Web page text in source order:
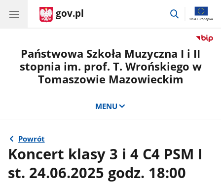
gov.pl
przejdź
Państwowa Szkoła Muzyczna I i II
stopnia im. prof. T. Wrońskiego w
Tomaszowie Mazowieckim
MENU
Powrót
Koncert klasy 3 i 4 C4 PSM I
st. 24.06.2025 godz. 18:00